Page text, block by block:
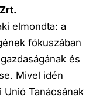
elmondta: a
fókuszában
és
Mivel idén
Unió Tanácsának